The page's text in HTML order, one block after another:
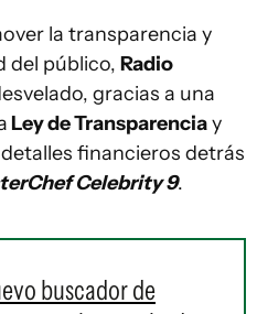
la transparencia y
del público, Radio
gracias a una
Ley de Transparenciay
detalles financieros detrás
Celebrity 9.
buscador de